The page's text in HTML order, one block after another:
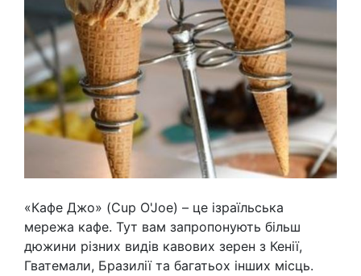
«Кафе Джо» (Cup O'Joe) – це ізраїльська
мережа кафе. Тут вам запропонують більш
дюжини різних видів кавових зерен з Кенії,
Гватемали, Бразилії та багатьох інших місць.